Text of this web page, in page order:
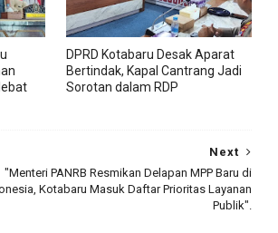
DPRD Kotabaru Desak Aparat
Bertindak, Kapal Cantrang Jadi
Sorotan dalam RDP
Next
"Menteri PANRB Resmikan Delapan MPP Baru di
Kotabaru Masuk Daftar Prioritas Layanan
Publik".